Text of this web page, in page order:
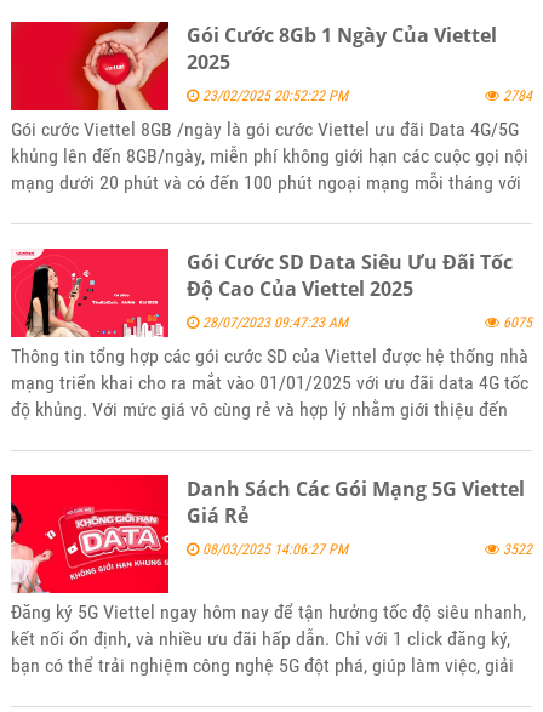
Gói Cước 8Gb 1 Ngày Của Viettel
2025
23/02/2025 20:52:22 PM 2784
Gói cước Viettel 8GB /ngày là gói cước Viettel ưu đãi Data 4G/5G
khủng lên đến 8GB/ngày, miễn phí không giới hạn các cuộc gọi nội
mạng dưới 20 phút và có đến 100 phút ngoại mạng mỗi tháng với
5gsimviettel.com.
Gói Cước SD Data Siêu Ưu Đãi Tốc
Độ Cao Của Viettel 2025
28/07/2023 09:47:23 AM 6075
Thông tin tổng hợp các gói cước SD của Viettel được hệ thống nhà
mạng triển khai cho ra mắt vào 01/01/2025 với ưu đãi data 4G tốc
độ khủng. Với mức giá vô cùng rẻ và hợp lý nhằm giới thiệu đến
Danh Sách Các Gói Mạng 5G Viettel
Giá Rẻ
08/03/2025 14:06:27 PM 3522
Đăng ký 5G Viettel ngay hôm nay để tận hưởng tốc độ siêu nhanh,
kết nối ổn định, và nhiều ưu đãi hấp dẫn. Chỉ với 1 click đăng ký,
bạn có thể trải nghiệm công nghệ 5G đột phá, giúp làm việc, giải